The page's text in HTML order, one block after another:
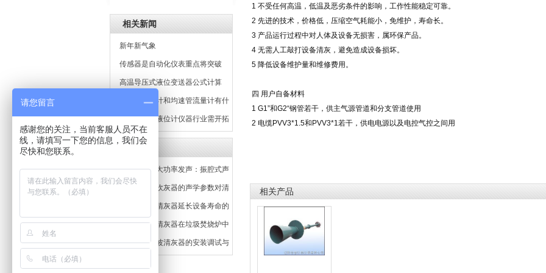
相关新闻
新年新气象
传感器是自动化仪表重点将突破
100万亿个
高温导压式液位变送器公式计算
托巴管流量计和均速管流量计有什
么区别
我国磁翻板液位计仪器行业需开拓
新的市场
相关文章
三维振动与大功率发声：振腔式声
波吹灰器的工作原理深度剖析
大功率声波吹灰器的声学参数对清
灰效果的影响
大功率声波清灰器延长设备寿命的
经济效益分析
振腔式声波清灰器在垃圾焚烧炉中
的应用
低频振动声波清灰器的安装调试与
1 不受任何高温，低温及恶劣条件的影响，工作性能稳定可靠。
2 先进的技术，价格低，压缩空气耗能小，免维护，寿命长。
3 产品运行过程中对人体及设备无损害，属环保产品。
4 无需人工敲打设备清灰，避免造成设备损坏。
5 降低设备维护量和维修费用。
四 用户自备材料
1 G1”和G2“钢管若干，供主气源管道和分支管道使用
2 电缆PVV3*1.5和PVV3*1若干，供电电源以及电控气控之间用
相关产品
请您留言
感谢您的关注，当前客服人员不在
线，请填写一下您的信息，我们会
尽快和您联系。